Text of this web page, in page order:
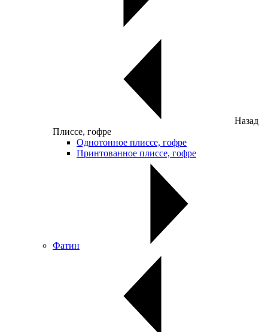
Назад
Плиссе, гофре
Однотонное плиссе, гофре
Принтованное плиссе, гофре
Фатин